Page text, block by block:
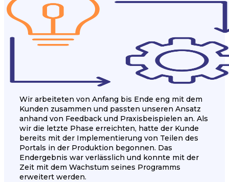
Wir arbeiteten von Anfang bis Ende eng mit dem
Kunden zusammen und passten unseren Ansatz
anhand von Feedback und Praxisbeispielen an. Als
wir die letzte Phase erreichten, hatte der Kunde
bereits mit der Implementierung von Teilen des
Portals in der Produktion begonnen. Das
Endergebnis war verlässlich und konnte mit der
Zeit mit dem Wachstum seines Programms
erweitert werden.